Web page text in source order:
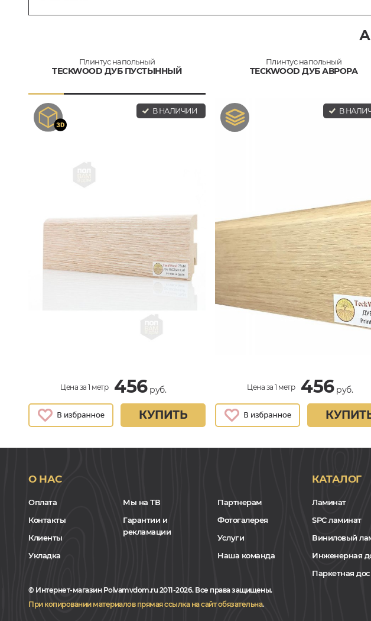
Плинтус напольный
TECKWOOD ДУБ ПУСТЫННЫЙ
В НАЛИЧИИ
Цена за 1 метр 456руб.
КУПИТЬ
Плинтус напольный
TECKWOOD ДУБ АВРОРА
В
Цена за 1 метр 456руб.
О НАС
Оплата
Контакты
Клиенты
Укладка
Мы на ТВ
Гарантии и
рекламации
Партнерам
Фотогалерея
Услуги
Наша команда
КАТАЛОГ
Ламинат
SPC ламинат
Виниловый
Инженерная
Паркетная
© Интернет-магазин Polvamvdom.ru 2011-2026. Все права защищены.
При копировании материалов прямая ссылка на сайт обязательна.